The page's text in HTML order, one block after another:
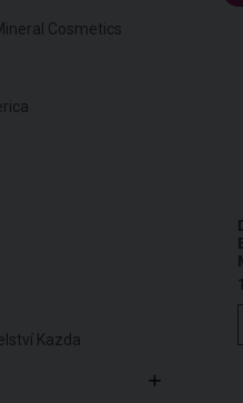
Cosmetics
Kazda